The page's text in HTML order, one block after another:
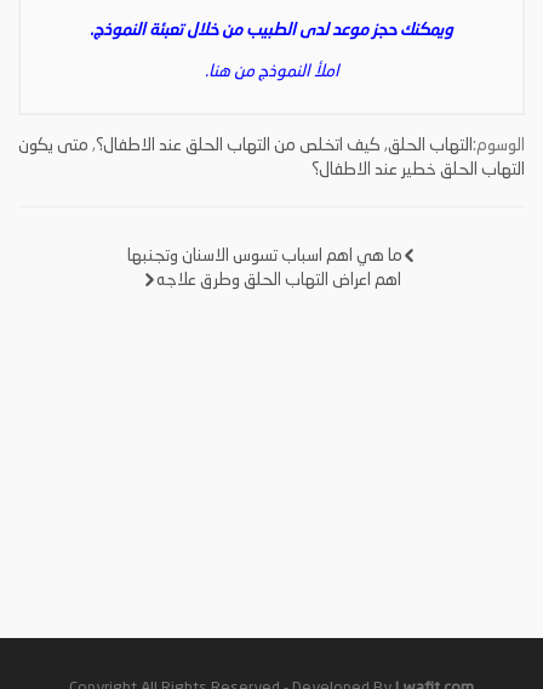
ويمكنك حجز موعد لدى الطبيب من خلال تعبئة النموذج.
املأ النموذج من هنا.
الوسوم: التهاب الحلق, كيف اتخلص من التهاب الحلق عند الاطفال؟, متى يكون
التهاب الحلق خطير عند الاطفال؟
ما هي اهم اسباب تسوس الاسنان وتجنبها
اهم اعراض التهاب الحلق وطرق علاجه